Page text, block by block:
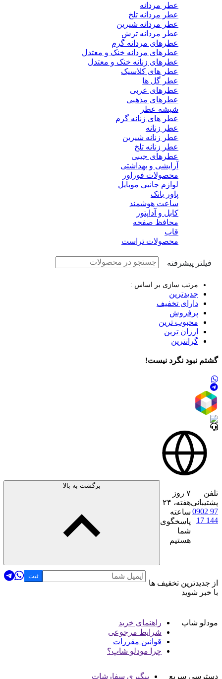
عطر مردانه
عطر مردانه تلخ
عطر مردانه شیرین
عطر مردانه ترش
عطرهای مردانه گرم
عطرهای مردانه خنک و معتدل
عطرهای زنانه خنک و معتدل
عطر های کلاسیک
عطر گل ها
عطرهای عربی
عطرهای مذهبی
شیشه عطر
عطر های زنانه گرم
عطر زنانه
عطر زنانه شیرین
عطر زنانه تلخ
عطرهای جیبی
آرایشی و بهداشتی
محصولات فوراور
لوازم جانبی موبایل
پاور بانک
ساعت هوشمند
کابل و آداپتور
محافظ صفحه
قاب
محصولات تراست
فیلتر پیشرفته
مرتب سازی بر اساس :
جدیدترین
دارای تخفیف
پرفروش
محبوب ترین
ارزان ترین
گرانترین
گشتم نبود نگرد نیست!
تلفن
پشتیبانی
0902 97
17 144
۷ روز
هفته، ۲۴
ساعته
پاسخگوی
شما
هستیم
برگشت به بالا
از جدیدترین تخفیف ها
با خبر شوید
ایمیل ثبت واتس
مودلو شاپ
راهنمای خرید
شرایط مرجوعی
قوانین مقررات
چرا مودلو شاپ؟
دسترسی سریع پیگیری سفارشات